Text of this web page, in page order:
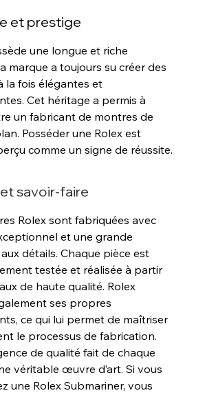
et prestige
une longue et riche
marque a toujours su créer des
la fois élégantes et
Cet héritage a permis à
un fabricant de montres de
Posséder une Rolex est
comme un signe de réussite.
savoir-faire
Rolex sont fabriquées avec
et une grande
détails. Chaque pièce est
testée et réalisée à partir
de haute qualité. Rolex
ses propres
ce qui lui permet de maîtriser
le processus de fabrication.
de qualité fait de chaque
véritable œuvre d’art. Si vous
une Rolex Submariner, vous